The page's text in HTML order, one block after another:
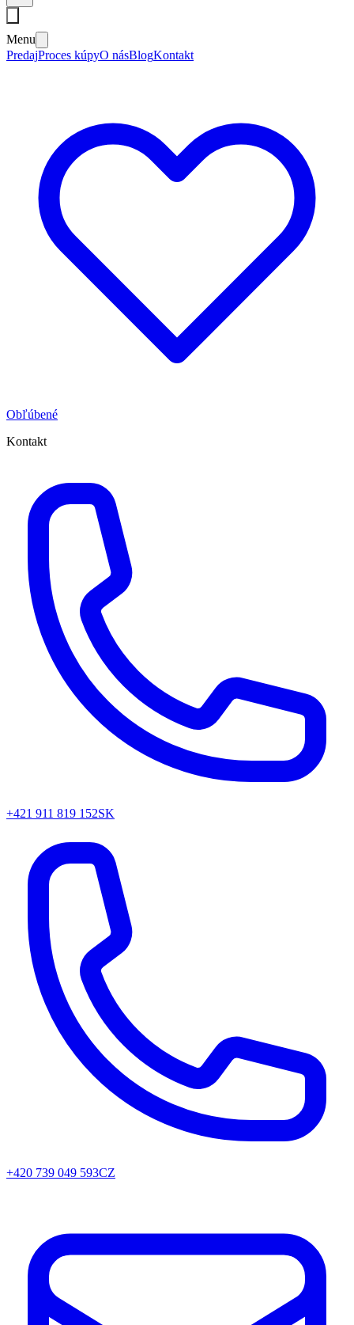
Menu
PredajProces kúpyO násBlogKontakt
Obľúbené
Kontakt
+421 911 819 152SK
+420 739 049 593CZ